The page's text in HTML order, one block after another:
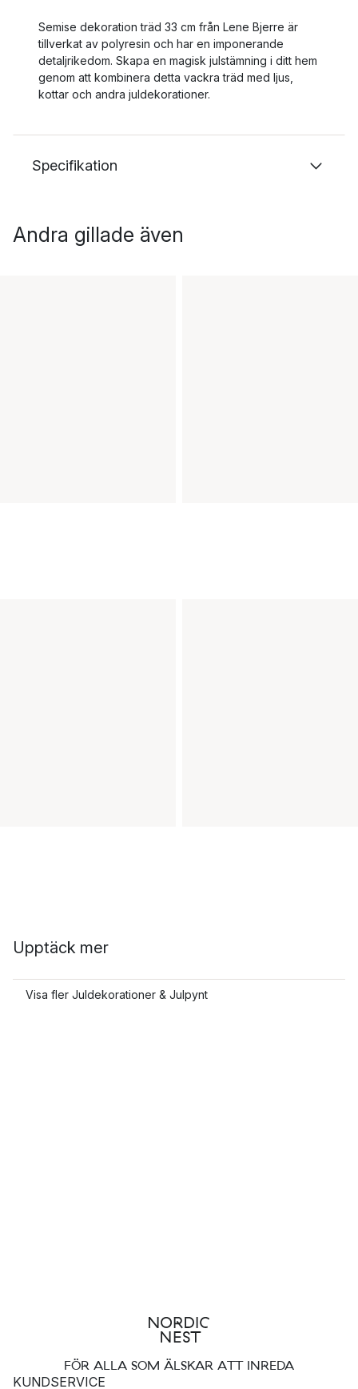
Semise dekoration träd 33 cm från Lene Bjerre är
tillverkat av polyresin och har en imponerande
detaljrikedom. Skapa en magisk julstämning i ditt hem
genom att kombinera detta vackra träd med ljus,
kottar och andra juldekorationer.
Specifikation
Andra gillade även
Upptäck mer
Visa fler Juldekorationer & Julpynt
FÖR ALLA SOM ÄLSKAR ATT INREDA
KUNDSERVICE